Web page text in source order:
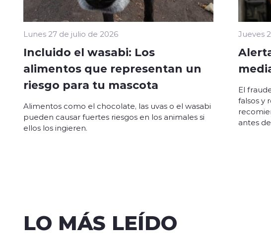
Lunes 27 de julio de 2026
Incluido el wasabi: Los
alimentos que representan un
riesgo para tu mascota
Alimentos como el chocolate, las uvas o el wasabi
pueden causar fuertes riesgos en los animales si
ellos los ingieren.
Jueves
El
falsos y
antes
LO MÁS LEÍDO